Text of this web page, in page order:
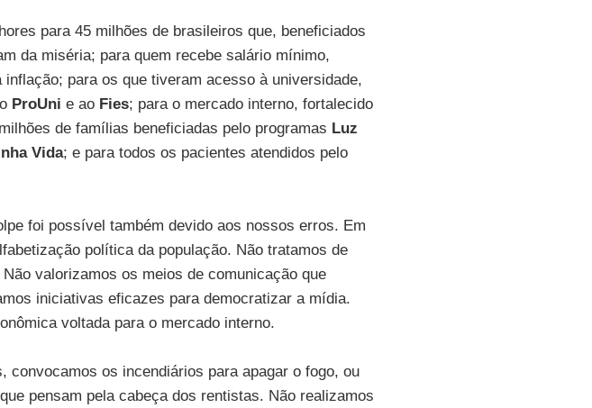
para 45 milhões de brasileiros que, beneficiados
da miséria; para quem recebe salário mínimo,
para os que tiveram acesso à universidade,
ProUni e ao Fies; para o mercado interno, fortalecido
de famílias beneficiadas pelo programas Luz
Vida; e para todos os pacientes atendidos pelo
foi possível também devido aos nossos erros. Em
política da população. Não tratamos de
valorizamos os meios de comunicação que
iniciativas eficazes para democratizar a mídia.
voltada para o mercado interno.
convocamos os incendiários para apagar o fogo, ou
pensam pela cabeça dos rentistas. Não realizamos